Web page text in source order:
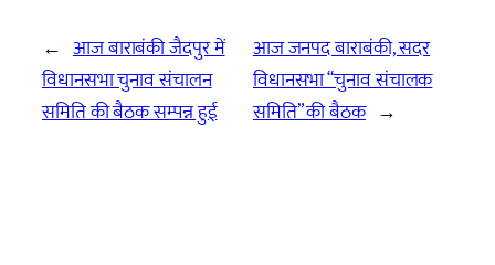
← आज बाराबंकी जैदपुर में
विधानसभा चुनाव संचालन
समिति की बैठक सम्पन्न हुई
आज जनपद बाराबंकी, सदर
विधानसभा “चुनाव संचालक
समिति” की बैठक →